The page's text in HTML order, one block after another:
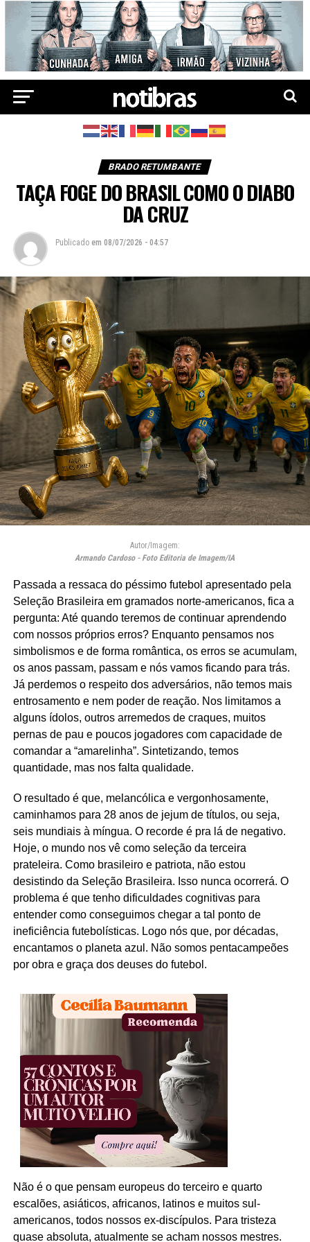
BRADO RETUMBANTE
TAÇA FOGE DO BRASIL COMO O DIABO
DA CRUZ
Publicado em 08/07/2026 - 04:57
Autor/Imagem:
Armando Cardoso - Foto Editoria de Imagem/IA
Passada a ressaca do péssimo futebol apresentado pela
Seleção Brasileira em gramados norte-americanos, fica a
pergunta: Até quando teremos de continuar aprendendo
com nossos próprios erros? Enquanto pensamos nos
simbolismos e de forma romântica, os erros se acumulam,
os anos passam, passam e nós vamos ficando para trás.
Já perdemos o respeito dos adversários, não temos mais
entrosamento e nem poder de reação. Nos limitamos a
alguns ídolos, outros arremedos de craques, muitos
pernas de pau e poucos jogadores com capacidade de
comandar a “amarelinha”. Sintetizando, temos
quantidade, mas nos falta qualidade.
O resultado é que, melancólica e vergonhosamente,
caminhamos para 28 anos de jejum de títulos, ou seja,
seis mundiais à míngua. O recorde é pra lá de negativo.
Hoje, o mundo nos vê como seleção da terceira
prateleira. Como brasileiro e patriota, não estou
desistindo da Seleção Brasileira. Isso nunca ocorrerá. O
problema é que tenho dificuldades cognitivas para
entender como conseguimos chegar a tal ponto de
ineficiência futebolísticas. Logo nós que, por décadas,
encantamos o planeta azul. Não somos pentacampeões
por obra e graça dos deuses do futebol.
Não é o que pensam europeus do terceiro e quarto
escalões, asiáticos, africanos, latinos e muitos sul-
americanos, todos nossos ex-discípulos. Para tristeza
quase absoluta, atualmente se acham nossos mestres.